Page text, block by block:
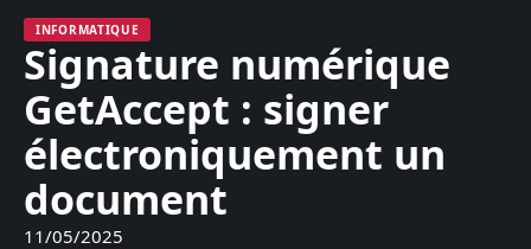
INFORMATIQUE
Signature numérique
GetAccept : signer
électroniquement un
document
11/05/2025